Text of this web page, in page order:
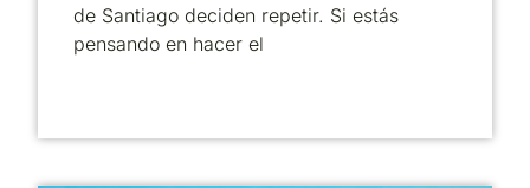
de Santiago deciden repetir. Si estás
pensando en hacer el